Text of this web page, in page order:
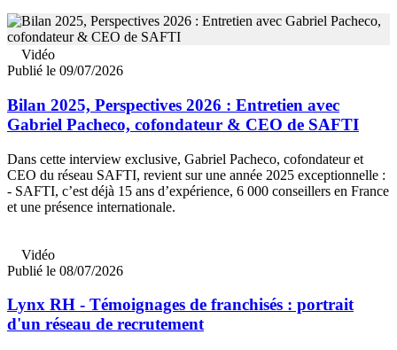
Vidéo
Publié le 09/07/2026
Bilan 2025, Perspectives 2026 : Entretien avec
Gabriel Pacheco, cofondateur & CEO de SAFTI
Dans cette interview exclusive, Gabriel Pacheco, cofondateur et
CEO du réseau SAFTI, revient sur une année 2025 exceptionnelle :
- SAFTI, c’est déjà 15 ans d’expérience, 6 000 conseillers en France
et une présence internationale.
Vidéo
Publié le 08/07/2026
Lynx RH - Témoignages de franchisés : portrait
d'un réseau de recrutement